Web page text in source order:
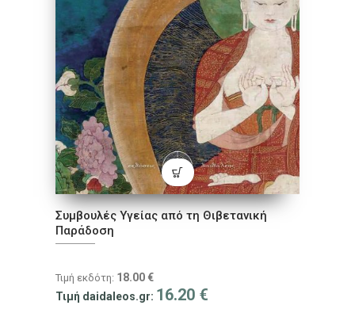
Συμβουλές Υγείας από τη Θιβετανική
Παράδοση
Τιμή εκδότη: 18.00 €
Τιμή daidaleos.gr: 16.20 €